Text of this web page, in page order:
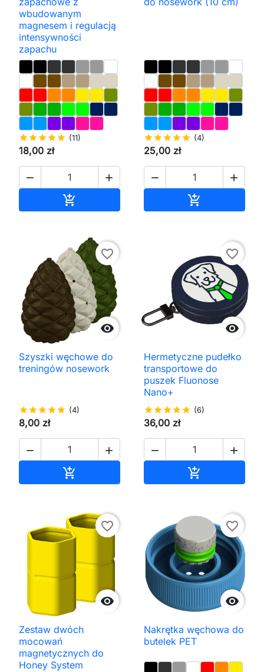
wbudowanym
magnesem i regulacją
intensywności
zapachu
starstarstarstarstar (11)
18,00 zł
 

starstarstarstarstar (4)
25,00 zł
 


favorite_border
Szyszki węchowe do
treningów nosework
starstarstarstarstar (4)
8,00 zł
 


favorite_border
Hermetyczne pudełko
transportowe do
puszek Fluonose
Nano+
starstarstarstarstar (6)
36,00 zł
 


favorite_border
Zestaw dwóch
mocowań
magnetycznych do
Honey System

favorite_border
Nakrętka węchowa do
butelek PET